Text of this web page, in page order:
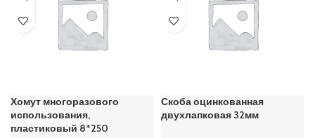
Хомут многоразового
использования,
пластиковый 8*250
Скоба оцинкованная
двухлапковая 32мм